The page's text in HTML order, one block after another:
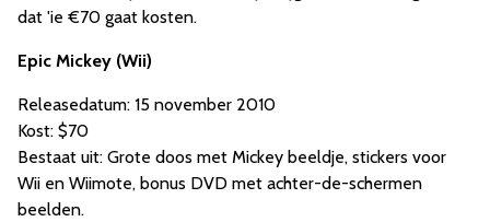
dat 'ie €70 gaat kosten.
Epic Mickey (Wii)
Releasedatum: 15 november 2010
Kost: $70
Bestaat uit: Grote doos met Mickey beeldje, stickers voor
Wii en Wiimote, bonus DVD met achter-de-schermen
beelden.